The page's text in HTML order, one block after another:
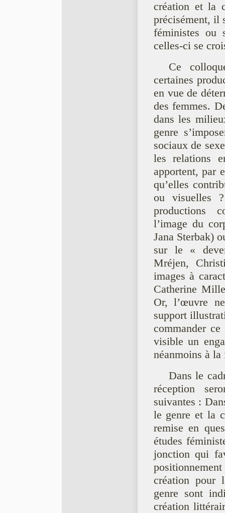
création et la
précisément, il
féministes ou
celles-ci se
Ce
certaines
en vue de
des femmes.
dans les
genre
sociaux de
les relations
apportent, par
qu’elles
ou visuelles
productions
l’image du
Jana Sterbak)
sur le «
Mréjen,
images à
Catherine
Or, l’œuvre
support
commander
visible un
néanmoins à
Dans le
réception
suivantes :
le genre et la
remise en
études
jonction qui
création pour
genre sont
création